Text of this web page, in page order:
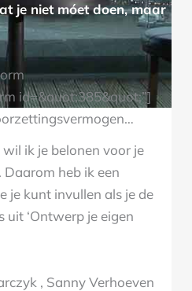
je niet móet doen, maar
id=&quot;385&quot;”]
ik je belonen voor je
heb ik een
je kunt invullen als je de
uit ‘Ontwerp je eigen
, Sanny Verhoeven